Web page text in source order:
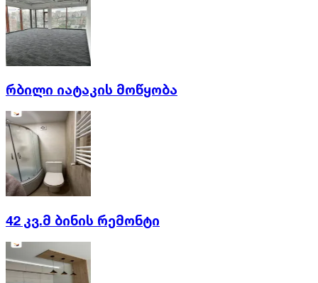
რბილი იატაკის მოწყობა
42 კვ.მ ბინის რემონტი